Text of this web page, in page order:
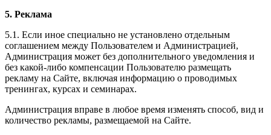
5. Реклама
5.1. Если иное специально не установлено отдельным
соглашением между Пользователем и Администрацией,
Администрация может без дополнительного уведомления и
без какой-либо компенсации Пользователю размещать
рекламу на Сайте, включая информацию о проводимых
тренингах, курсах и семинарах.
Администрация вправе в любое время изменять способ, вид и
количество рекламы, размещаемой на Сайте.